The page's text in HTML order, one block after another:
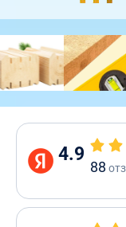
4.9
88